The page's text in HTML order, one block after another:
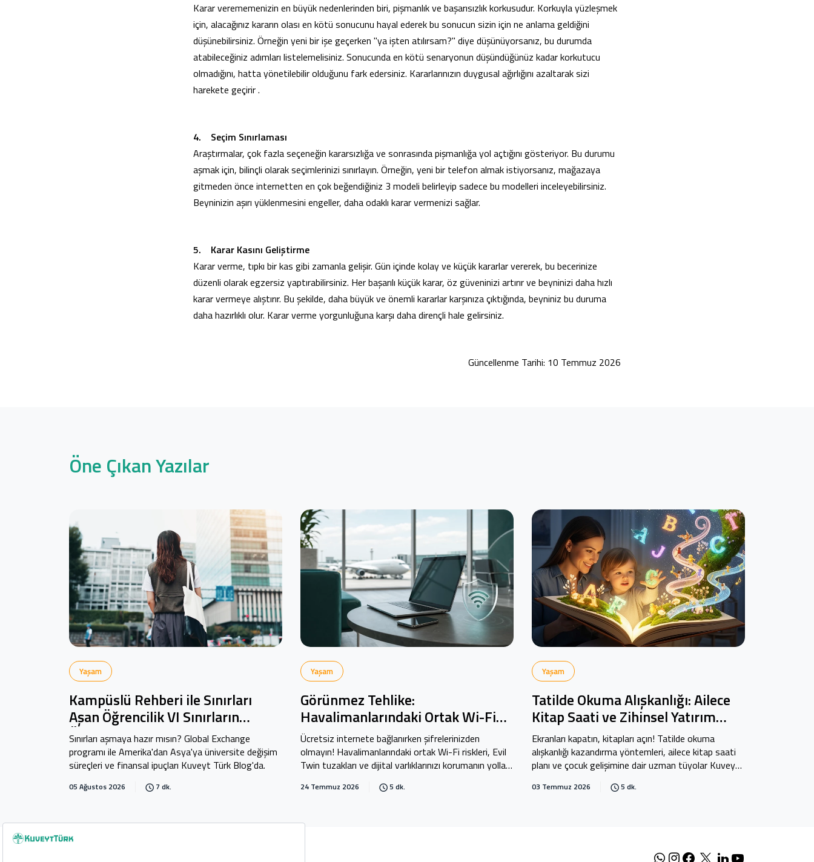
Karar verememenizin en büyük nedenlerinden biri, pişmanlık ve başarısızlık korkusudur. Korkuyla yüzleşmek
için, alacağınız kararın olası en kötü sonucunu hayal ederek bu sonucun sizin için ne anlama geldiğini
düşünebilirsiniz. Örneğin yeni bir işe geçerken "ya işten atılırsam?" diye düşünüyorsanız, bu durumda
atabileceğiniz adımları listelemelisiniz. Sonucunda en kötü senaryonun düşündüğünüz kadar korkutucu
olmadığını, hatta yönetilebilir olduğunu fark edersiniz. Kararlarınızın duygusal ağırlığını azaltarak sizi
harekete geçirir .
4. Seçim Sınırlaması
Araştırmalar, çok fazla seçeneğin kararsızlığa ve sonrasında pişmanlığa yol açtığını gösteriyor. Bu durumu
aşmak için, bilinçli olarak seçimlerinizi sınırlayın. Örneğin, yeni bir telefon almak istiyorsanız, mağazaya
gitmeden önce internetten en çok beğendiğiniz 3 modeli belirleyip sadece bu modelleri inceleyebilirsiniz.
Beyninizin aşırı yüklenmesini engeller, daha odaklı karar vermenizi sağlar.
5. Karar Kasını Geliştirme
Karar verme, tıpkı bir kas gibi zamanla gelişir. Gün içinde kolay ve küçük kararlar vererek, bu becerinize
düzenli olarak egzersiz yaptırabilirsiniz. Her başarılı küçük karar, öz güveninizi artırır ve beyninizi daha hızlı
karar vermeye alıştırır. Bu şekilde, daha büyük ve önemli kararlar karşınıza çıktığında, beyniniz bu duruma
daha hazırlıklı olur. Karar verme yorgunluğuna karşı daha dirençli hale gelirsiniz.
Güncellenme Tarihi: 10 Temmuz 2026
Öne Çıkan Yazılar
Yaşam
Kampüslü Rehberi ile Sınırları
Aşan Öğrencilik VI Sınırların
Ötesinde: Global Exchange
Sınırları aşmaya hazır mısın? Global Exchange
programı ile Amerika'dan Asya'ya üniversite değişim
süreçleri ve finansal ipuçları Kuveyt Türk Blog'da.
05 Ağustos 2026 7 dk.
Yaşam
Görünmez Tehlike:
Havalimanlarındaki Ortak Wi-Fi
Ağları Ne Kadar Güvenli?
Ücretsiz internete bağlanırken şifrelerinizden
olmayın! Havalimanlarındaki ortak Wi-Fi riskleri, Evil
Twin tuzakları ve dijital varlıklarınızı korumanın yolları
24 Temmuz 2026 5 dk.
Yaşam
Tatilde Okuma Alışkanlığı: Ailece
Kitap Saati ve Zihinsel Yatırım
Rehberi
Ekranları kapatın, kitapları açın! Tatilde okuma
alışkanlığı kazandırma yöntemleri, ailece kitap saati
planı ve çocuk gelişimine dair uzman tüyolar Kuveyt
03 Temmuz 2026 5 dk.